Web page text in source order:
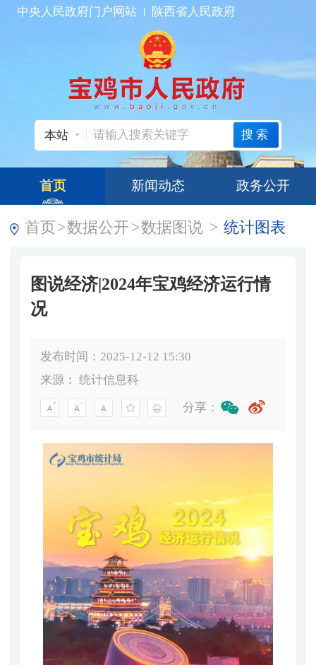
中央人民政府门户网站 陕西省人民政府
本站 搜索
首页 新闻动态 政务公开
首页>数据公开 >数据图说 > 统计图表
图说经济|2024年宝鸡经济运行情
况
发布时间：2025-12-12 15:30
来源：统计信息科
分享：